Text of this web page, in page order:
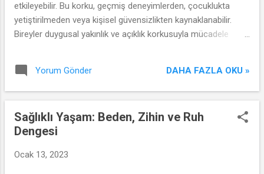
etkileyebilir. Bu korku, geçmiş deneyimlerden, çocuklukta
yetiştirilmeden veya kişisel güvensizlikten kaynaklanabilir.
Bireyler duygusal yakınlık ve açıklık korkusuyla mücadele
ve duygusal olarak açılmaktan kaçınabilirler. Duygusal yakınlık
ve duygusal açıklık korkusunun ilişkilere olan etkisi şu
şekildedir:
Yorum Gönder DAHA FAZLA OKU »
Sağlıklı Yaşam: Beden, Zihin ve Ruh
Dengesi
Ocak 13, 2023